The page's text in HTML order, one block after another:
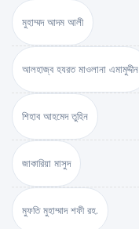
মুহাম্মদ আদম আলী
আলহাজ্ব হযরত মাওলানা এমামুদ্দীন
শিহাব আহমেদ তুহিন
জাকারিয়া মাসুদ
মুফতি মুহাম্মাদ শফী রহ.